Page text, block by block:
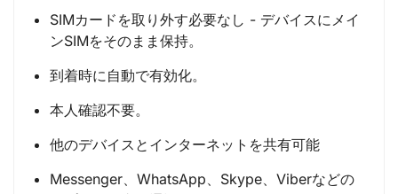
SIMカードを取り外す必要なし - デバイスにメイ
ンSIMをそのまま保持。
到着時に自動で有効化。
本人確認不要。
他のデバイスとインターネットを共有可能
Messenger、WhatsApp、Skype、Viberなどの